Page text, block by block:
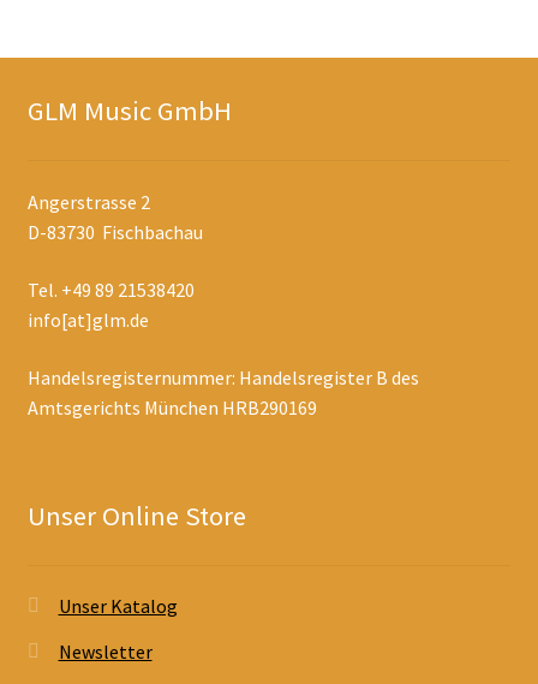
GLM Music GmbH
Angerstrasse 2
D-83730 Fischbachau
Tel. +49 89 21538420
info[at]glm.de
Handelsregisternummer: Handelsregister B des
Amtsgerichts München HRB290169
Unser Online Store
Unser Katalog
Newsletter